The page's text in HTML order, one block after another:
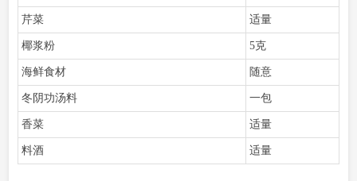
芹菜 适量
椰浆粉 5克
海鲜食材 随意
冬阴功汤料 一包
香菜 适量
料酒 适量